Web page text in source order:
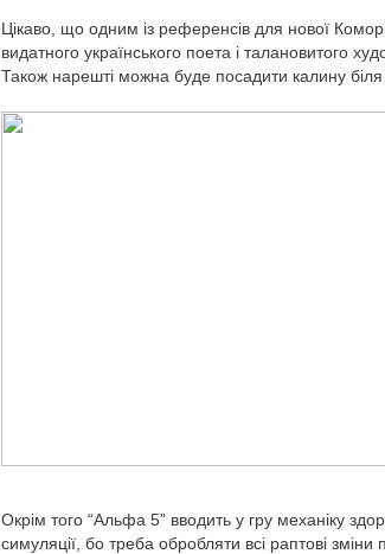
Цікаво, що одним із референсів для нової
видатного українського поета і талановитого
Також нарешті можна буде посадити калину біля
Окрім того “Альфа 5” вводить у гру механіку
симуляції, бо треба обробляти всі раптові